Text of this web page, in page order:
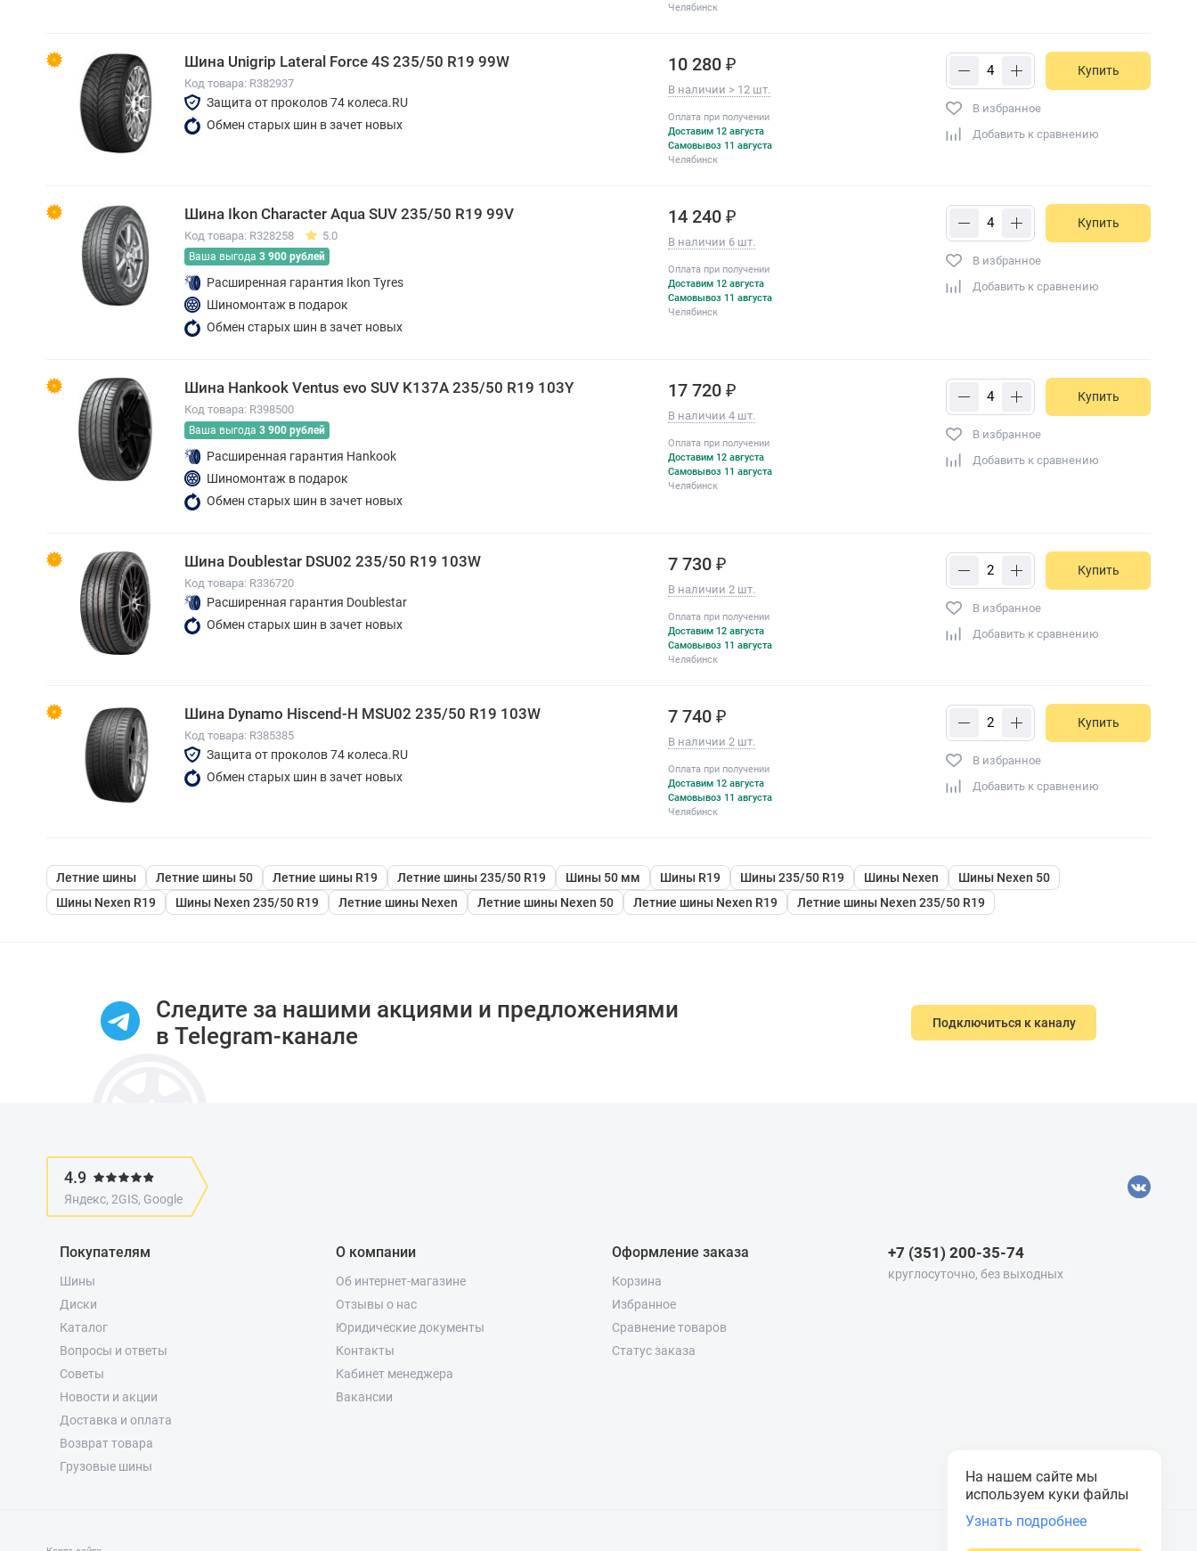
Челябинск
Шина Unigrip Lateral Force 4S 235/50 R19 99W
Код товара: R382937
Защита от проколов 74 колеса.RU
Обмен старых шин в зачет новых
10 280 ₽
В наличии > 12 шт.
Оплата при получении
Доставим 12 августа
Самовывоз 11 августа
Челябинск
Купить
В избранное
Добавить к сравнению
Шина Ikon Character Aqua SUV 235/50 R19 99V
Код товара: R328258 5.0
Ваша выгода 3 900 рублей
Расширенная гарантия Ikon Tyres
Шиномонтаж в подарок
Обмен старых шин в зачет новых
14 240 ₽
В наличии 6 шт.
Оплата при получении
Доставим 12 августа
Самовывоз 11 августа
Челябинск
Купить
В избранное
Добавить к сравнению
Шина Hankook Ventus evo SUV K137A 235/50 R19 103Y
Код товара: R398500
Ваша выгода 3 900 рублей
Расширенная гарантия Hankook
Шиномонтаж в подарок
Обмен старых шин в зачет новых
17 720 ₽
В наличии 4 шт.
Оплата при получении
Доставим 12 августа
Самовывоз 11 августа
Челябинск
Купить
В избранное
Добавить к сравнению
Шина Doublestar DSU02 235/50 R19 103W
Код товара: R336720
Расширенная гарантия Doublestar
Обмен старых шин в зачет новых
7 730 ₽
В наличии 2 шт.
Оплата при получении
Доставим 12 августа
Самовывоз 11 августа
Челябинск
Купить
В избранное
Добавить к сравнению
Шина Dynamo Hiscend-H MSU02 235/50 R19 103W
Код товара: R385385
Защита от проколов 74 колеса.RU
Обмен старых шин в зачет новых
7 740 ₽
В наличии 2 шт.
Оплата при получении
Доставим 12 августа
Самовывоз 11 августа
Челябинск
Купить
В избранное
Добавить к сравнению
Летние шины Летние шины 50 Летние шины R19 Летние шины 235/50 R19 Шины 50 мм Шины R19 Шины 235/50 R19 Шины Nexen
Шины Nexen 50
Шины Nexen R19
Шины Nexen 235/50 R19 Летние шины Nexen Летние шины Nexen 50 Летние шины Nexen R19 Летние шины Nexen 235/50 R19
Следите за нашими акциями и предложениями
в Telegram-канале
Подключиться к каналу
4.9
Яндекс, 2GIS, Google
Покупателям
Шины
Диски
Каталог
Вопросы и ответы
Советы
Новости и акции
Доставка и оплата
Возврат товара
Грузовые шины
О компании
Об интернет-магазине
Отзывы о нас
Юридические документы
Контакты
Кабинет менеджера
Вакансии
Оформление заказа
Корзина
Избранное
Сравнение товаров
Статус заказа
+7 (351) 200-35-74
круглосуточно, без выходных
На нашем сайте мы
используем куки файлы
Узнать подробнее